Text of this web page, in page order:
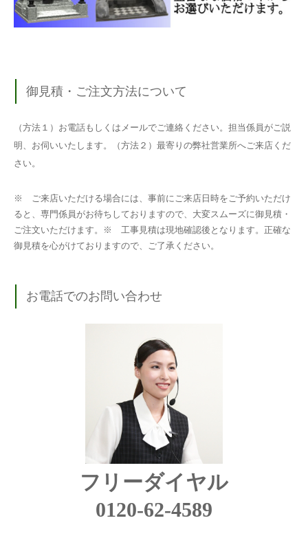
御見積・ご注文方法について
（方法１）お電話もしくはメールでご連絡ください。担当係員がご説
明、お伺いいたします。（方法２）最寄りの弊社営業所へご来店くだ
さい。
※ ご来店いただける場合には、事前にご来店日時をご予約いただけ
ると、専門係員がお待ちしておりますので、大変スムーズに御見積・
ご注文いただけます。※ 工事見積は現地確認後となります。正確な
御見積を心がけておりますので、ご了承ください。
お電話でのお問い合わせ
フリーダイヤル
0120-62-4589